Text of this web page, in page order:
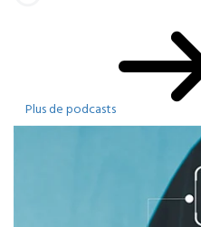
Plus de podcasts